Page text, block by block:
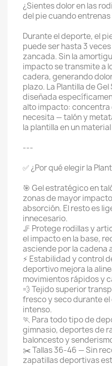
¿Sientes dolor en las
del pie cuando
Durante el deporte, el
puede ser hasta 3
zancada. Sin la
impacto se transmite a
cadera, generando
plazo. La Plantilla de
diseñada
alto impacto: concentra
necesita — talón y
la plantilla en un
---
✅ ¿Por qué elegir la
🎯 Gel estratégico en
zonas de mayor
absorción. El resto es
innecesario.
🦵 Protege rodillas y
el impacto en la base,
asciende por la cadena
⚡ Estabilidad y control
deportivo mejora la
movimientos rápidos y
💨 Tejido superior
fresco y seco durante
intenso.
🏃 Para todo tipo de
gimnasio, deportes de
baloncesto y
✂️ Tallas 36-46 — Sin
zapatillas deportivas